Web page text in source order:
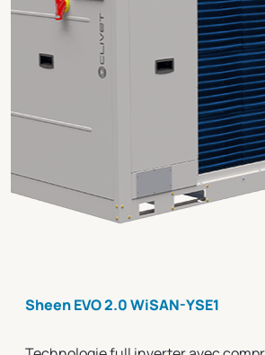
Sheen EVO 2.0 WiSAN-YSE1